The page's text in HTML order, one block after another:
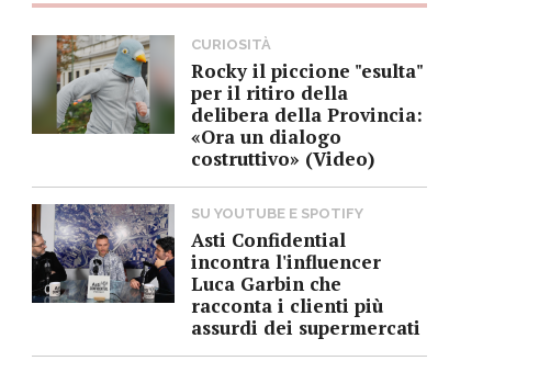
CURIOSITÀ
Rocky il piccione "esulta"
per il ritiro della
delibera della Provincia:
«Ora un dialogo
costruttivo» (Video)
SU YOUTUBE E SPOTIFY
Asti Confidential
incontra l'influencer
Luca Garbin che
racconta i clienti più
assurdi dei supermercati